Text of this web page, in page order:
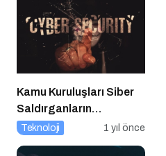
Kamu Kuruluşları Siber
Saldırganların
Hedefinde
Teknoloji 1 yıl önce